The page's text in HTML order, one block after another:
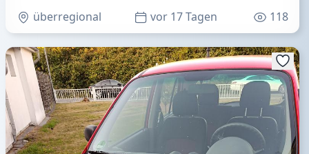
überregional
vor 17 Tagen 118